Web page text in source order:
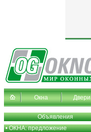
Окна Двери
Объявления
•ОКНА: предложение